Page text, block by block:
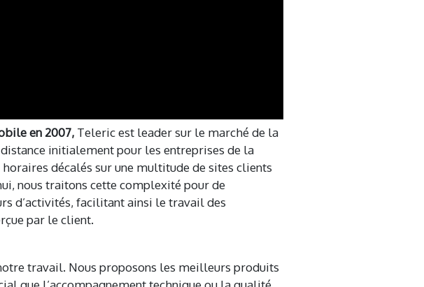
en 2007,Teleric est leader sur le marché de la
initialement pour les entreprises de la
décalés sur une multitude de sites clients
nous traitons cette complexité pour de
d’activités, facilitant ainsi le travail des
par le client.
travail. Nous proposons les meilleurs produits